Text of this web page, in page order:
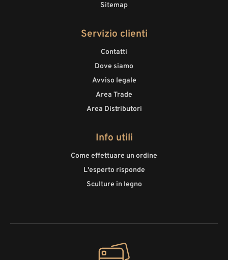
Sitemap
Servizio clienti
Contatti
Dove siamo
Avviso legale
Area Trade
Area Distributori
Info utili
Come effettuare un ordine
L'esperto risponde
Sculture in legno